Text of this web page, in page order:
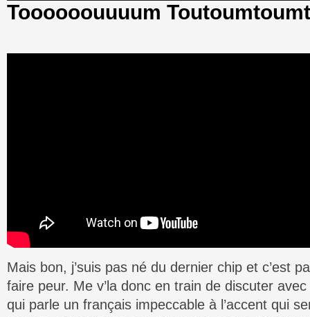
Toooooouuuum
Mais bon, j’suis pas né du dernier chip et c’est
faire peur. Me v’la donc en train de discuter
qui parle un français impeccable à l’accent qui